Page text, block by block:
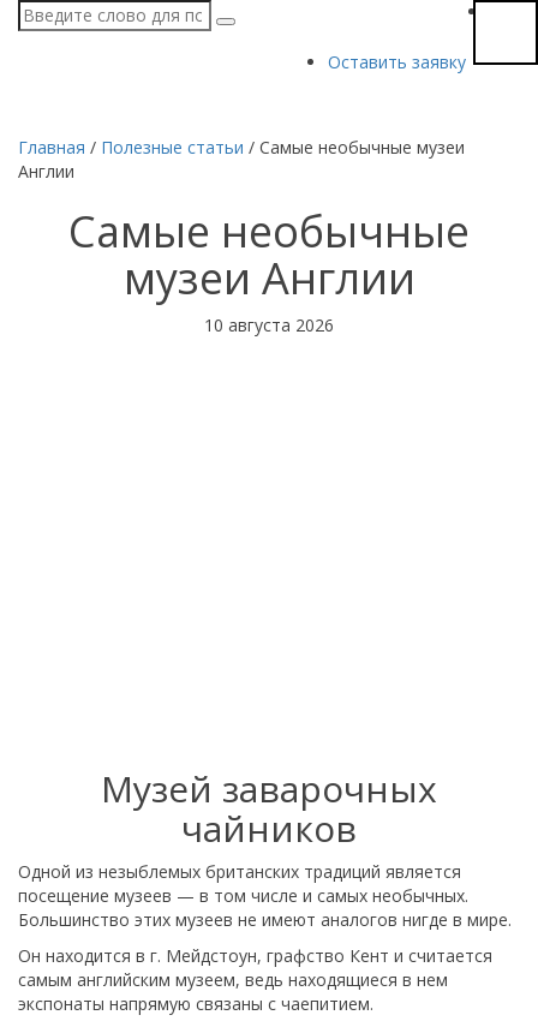
Оставить заявку
Главная / Полезные статьи / Самые необычные музеи
Англии
Самые необычные
музеи Англии
10 августа 2026
Музей заварочных
чайников
Одной из незыблемых британских традиций является
посещение музеев — в том числе и самых необычных.
Большинство этих музеев не имеют аналогов нигде в мире.
Он находится в г. Мейдстоун, графство Кент и считается
самым английским музеем, ведь находящиеся в нем
экспонаты напрямую связаны с чаепитием.